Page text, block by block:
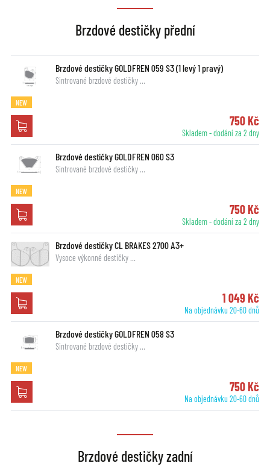
Brzdové destičky přední
Brzdové destičky GOLDFREN 059 S3 (1 levý 1 pravý)
Sintrované brzdové destičky …
NEW
750 Kč
Skladem - dodání za 2 dny
Brzdové destičky GOLDFREN 060 S3
Sintrované brzdové destičky …
NEW
750 Kč
Skladem - dodání za 2 dny
Brzdové destičky CL BRAKES 2700 A3+
Vysoce výkonné destičky …
NEW
1 049 Kč
Na objednávku 20-60 dnů
Brzdové destičky GOLDFREN 058 S3
Sintrované brzdové destičky …
NEW
750 Kč
Na objednávku 20-60 dnů
Brzdové destičky zadní